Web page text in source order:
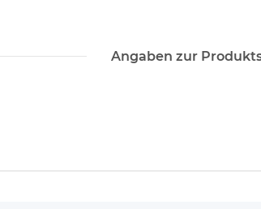
Angaben zur